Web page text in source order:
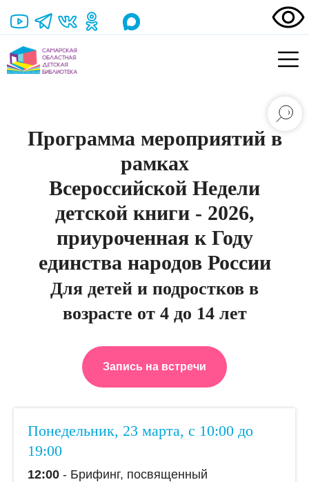
Программа мероприятий в
рамках
Всероссийской Недели
детской книги - 2026,
приуроченная к Году
единства народов России
Для детей и подростков в
возрасте от 4 до 14 лет
Запись на встречи
Понедельник, 23 марта, с 10:00 до
19:00
12:00 - Брифинг, посвященный